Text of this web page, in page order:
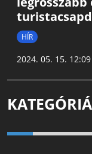
HÍR
2024. 05. 15. 12:09